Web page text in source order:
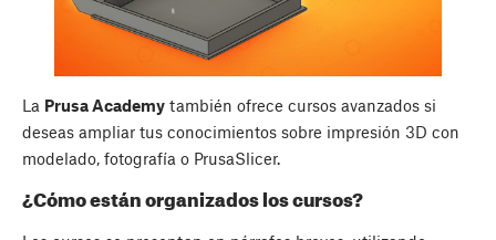
La Prusa Academy también ofrece cursos avanzados si
deseas ampliar tus conocimientos sobre impresión 3D con
modelado, fotografía o PrusaSlicer.
¿Cómo están organizados los cursos?